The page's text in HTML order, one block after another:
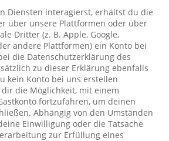
Diensten interagierst, erhältst du die
über unsere Plattformen oder über
Dritter (z. B. Apple, Google,
andere Plattformen) ein Konto bei
die Datenschutzerklärung des
zu dieser Erklärung ebenfalls
kein Konto bei uns erstellen
die Möglichkeit, mit einem
fortzufahren, um deinen
Abhängig von den Umständen
Einwilligung oder die Tatsache
zur Erfüllung eines